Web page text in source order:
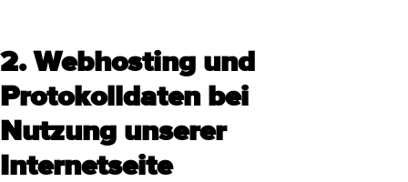
2. Webhosting und
Protokolldaten bei
Nutzung unserer
Internetseite